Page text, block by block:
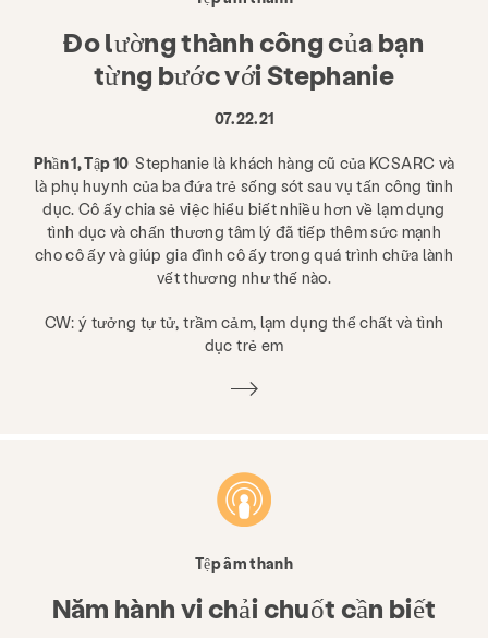
Đo lường thành công của bạn
từng bước với Stephanie
07.22.21
Phần 1, Tập 10 Stephanie là khách hàng cũ của KCSARC và
là phụ huynh của ba đứa trẻ sống sót sau vụ tấn công tình
dục. Cô ấy chia sẻ việc hiểu biết nhiều hơn về lạm dụng
tình dục và chấn thương tâm lý đã tiếp thêm sức mạnh
cho cô ấy và giúp gia đình cô ấy trong quá trình chữa lành
vết thương như thế nào.
CW: ý tưởng tự tử, trầm cảm, lạm dụng thể chất và tình
dục trẻ em
Tệp âm thanh
Năm hành vi chải chuốt cần biết